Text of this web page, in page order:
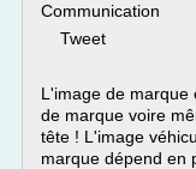
Communication
Tweet
L'image de marque
de marque voire
tête ! L'image
marque dépend en